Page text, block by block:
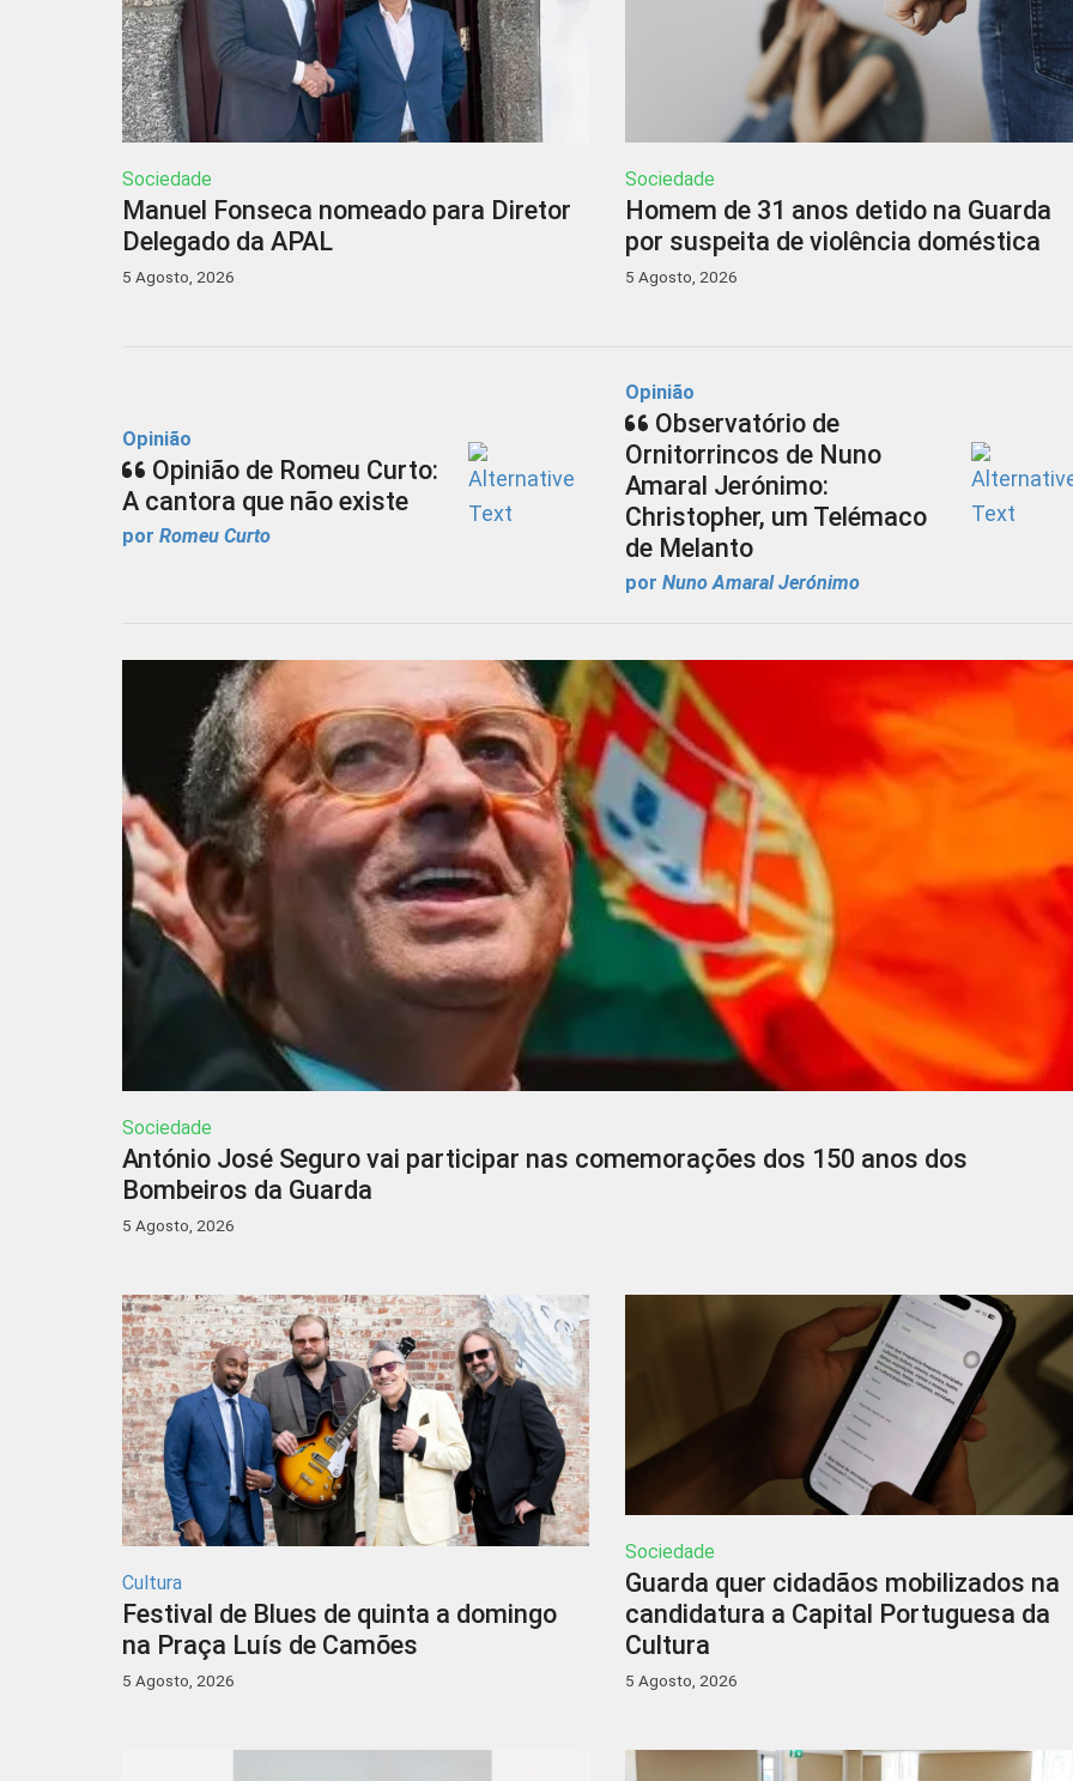
Sociedade
Manuel Fonseca nomeado para Diretor
Delegado da APAL
5 Agosto, 2026
Sociedade
Homem de 31 anos detido na Guarda
por suspeita de violência doméstica
5 Agosto, 2026
Opinião
Opinião de Romeu Curto:
A cantora que não existe
por Romeu Curto
Opinião
Observatório de
Ornitorrincos de Nuno
Amaral Jerónimo:
Christopher, um Telémaco
de Melanto
por Nuno Amaral Jerónimo
Sociedade
António José Seguro vai participar nas comemorações dos 150 anos dos
Bombeiros da Guarda
5 Agosto, 2026
Cultura
Festival de Blues de quinta a domingo
na Praça Luís de Camões
5 Agosto, 2026
Sociedade
Guarda quer cidadãos mobilizados na
candidatura a Capital Portuguesa da
Cultura
5 Agosto, 2026